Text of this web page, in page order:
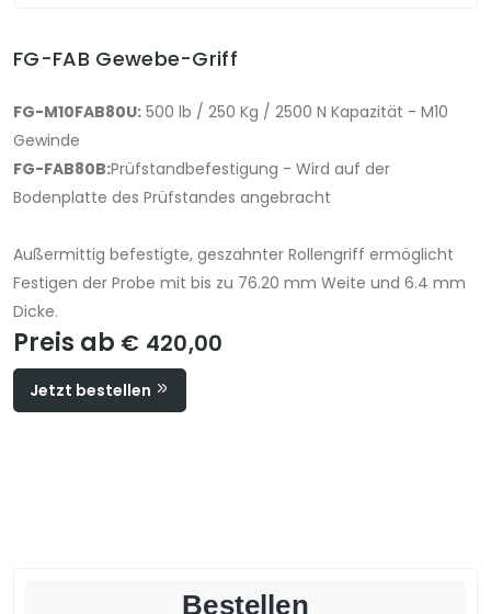
FG-FAB Gewebe-Griff
FG-M10FAB80U: 500 lb / 250 Kg / 2500 N Kapazität - M10
Gewinde
FG-FAB80B:Prüfstandbefestigung - Wird auf der
Bodenplatte des Prüfstandes angebracht
Außermittig befestigte, geszahnter Rollengriff ermöglicht
Festigen der Probe mit bis zu 76.20 mm Weite und 6.4 mm
Dicke.
Preis ab € 420,00
Jetzt bestellen
Bestellen